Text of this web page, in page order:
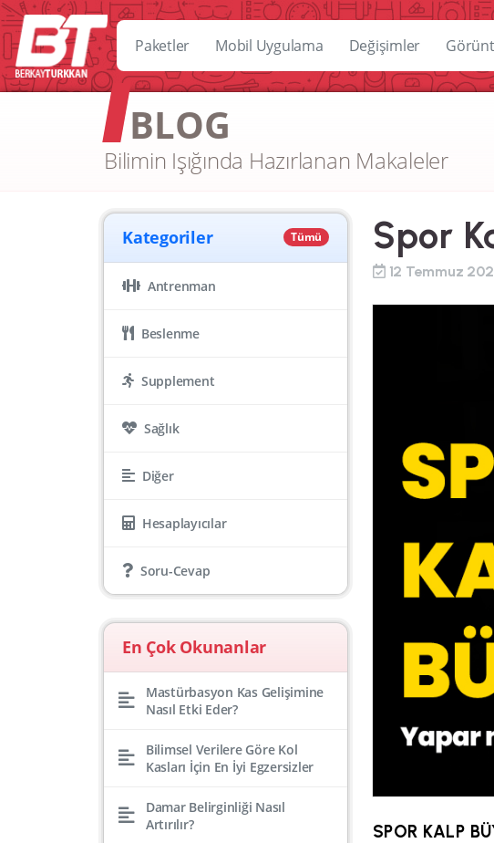
Paketler Mobil Uygulama Değişimler
BLOG
Bilimin Işığında Hazırlanan Makaleler
Kategoriler Tümü
Antrenman
Beslenme
Supplement
Sağlık
Diğer
Hesaplayıcılar
Soru-Cevap
En Çok Okunanlar
Mastürbasyon Kas Gelişimine
Nasıl Etki Eder?
Bilimsel Verilere Göre Kol
Kasları İçin En İyi Egzersizler
Damar Belirginliği Nasıl
Artırılır?
Spor
12 Temmuz
SPOR KALP